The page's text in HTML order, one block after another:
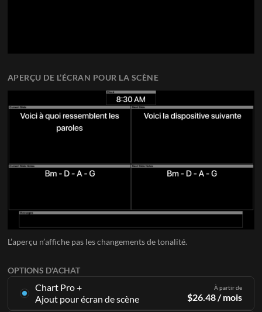
OPTIONS D'ACHAT
Chart Pro +
Ajout pour écran de scène
À partir de
$26.48/ mois
APERÇU DE L’ÉCRAN POUR LA SCÈNE
L’aperçu n’affiche pas les changements de tonalité.